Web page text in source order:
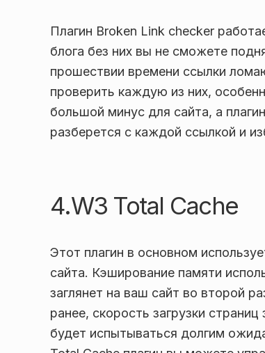
Плагин Broken Link checker
блога без них вы не сможете
прошествии времени ссылки
проверить каждую из них,
большой минус для сайта, а
разберется с каждой ссылкой и
4.W3 Total Cache
Этот плагин в основном
сайта. Кэширование памяти
заглянет на ваш сайт во второй
ранее, скорость загрузки
будет испытываться долгим